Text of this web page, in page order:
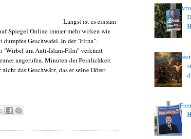
Längst ist es einsam
Spiegel Online immer mehr wirken wie
Geschwafel. In der "Fitna"-
"Wirbel um Anti-Islam-Film" verkürzt
angerufen. Minuten der Peinlichkeit
das Geschwätz, das er seine Hörer